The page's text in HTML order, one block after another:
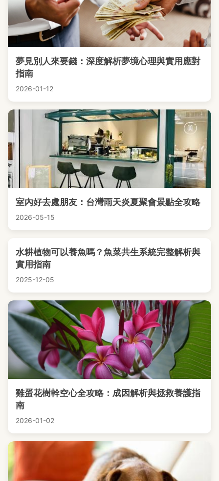
夢見別人來要錢：深度解析夢境心理與實用應對
指南
2026-01-12
室內好去處朋友：台灣雨天炎夏聚會景點全攻略
2026-05-15
水耕植物可以養魚嗎？魚菜共生系統完整解析與
實用指南
2025-12-05
雞蛋花樹幹空心全攻略：成因解析與拯救養護指
南
2026-01-02